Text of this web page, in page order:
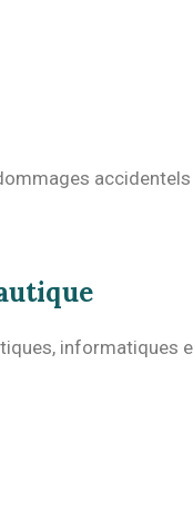
informatiques